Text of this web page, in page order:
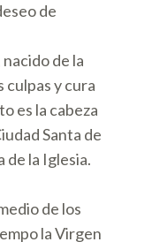
de
de la
y cura
es la cabeza
Santa de
de la Iglesia.
de los
la Virgen